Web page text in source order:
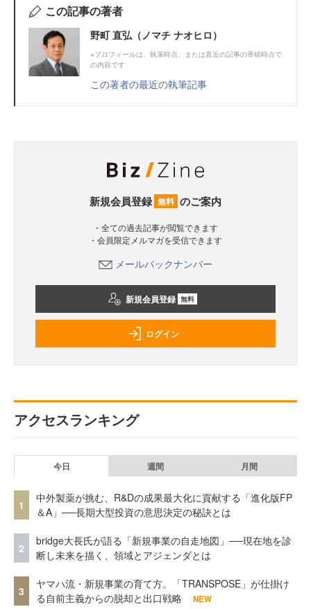
この記事の著者
野町 直弘（ノマチ ナオヒロ）
※プロフィールは、執筆時点、または直近の記事の寄稿時点で
の内容です
この著者の最近の執筆記事
新規会員登録 無料 のご案内
・全ての過去記事が閲覧できます
・会員限定メルマガを受信できます
メールバックナンバー
新規会員登録 無料
ログイン
アクセスランキング
今日 週間 月間
1
中外製薬が挑む、R&Dの成果最大化に貢献する「進化版FP
＆A」──長期大型投資の意思決定の秘訣とは
2
bridge大長氏が語る「新規事業の自走地図」──現在地を診
断し未来を描く、領域とアジェンダとは
3
ヤマハ流・新規事業の育て方。「TRANSPOSE」が仕掛け
る自前主義からの脱却と出口戦略
NEW